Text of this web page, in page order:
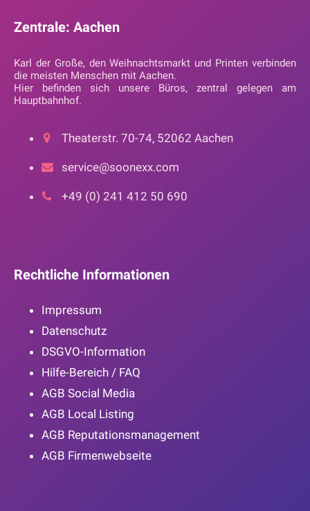
Zentrale: Aachen
Karl der Große, den Weihnachtsmarkt und Printen verbinden
die meisten Menschen mit Aachen.
Hier befinden sich unsere Büros, zentral gelegen am
Hauptbahnhof.
Theaterstr. 70-74, 52062 Aachen
service@soonexx.com
+49 (0) 241 412 50 690
Rechtliche Informationen
Impressum
Datenschutz
DSGVO-Information
Hilfe-Bereich / FAQ
AGB Social Media
AGB Local Listing
AGB Reputationsmanagement
AGB Firmenwebseite